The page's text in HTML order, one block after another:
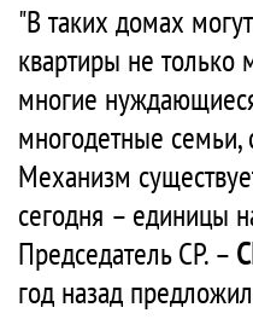
"В таких домах
квартиры не
многие
многодетные семьи,
Механизм
сегодня – единицы
Председатель СР. –
год назад